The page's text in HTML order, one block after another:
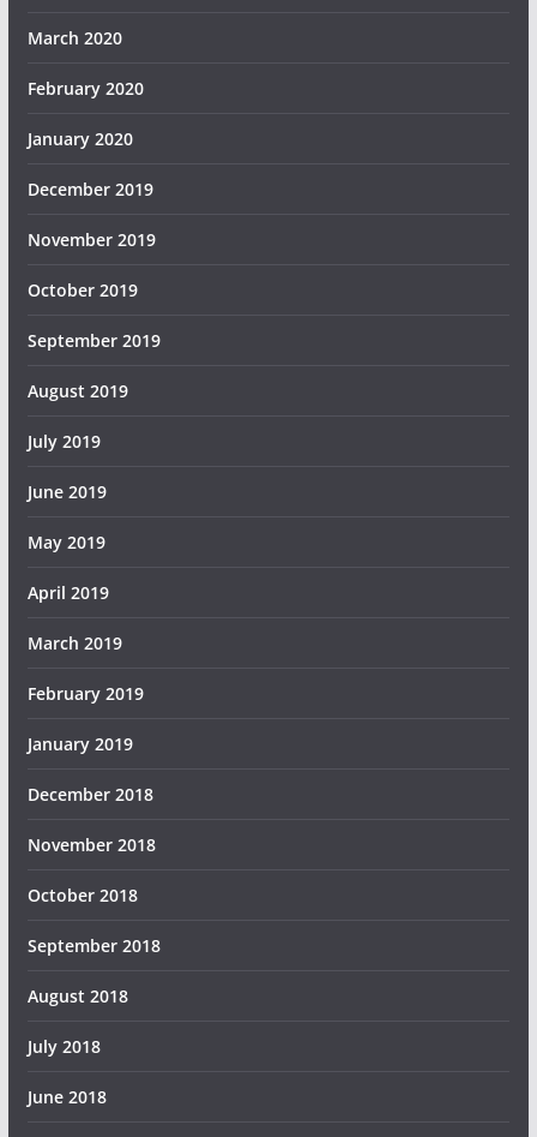
March 2020
February 2020
January 2020
December 2019
November 2019
October 2019
September 2019
August 2019
July 2019
June 2019
May 2019
April 2019
March 2019
February 2019
January 2019
December 2018
November 2018
October 2018
September 2018
August 2018
July 2018
June 2018